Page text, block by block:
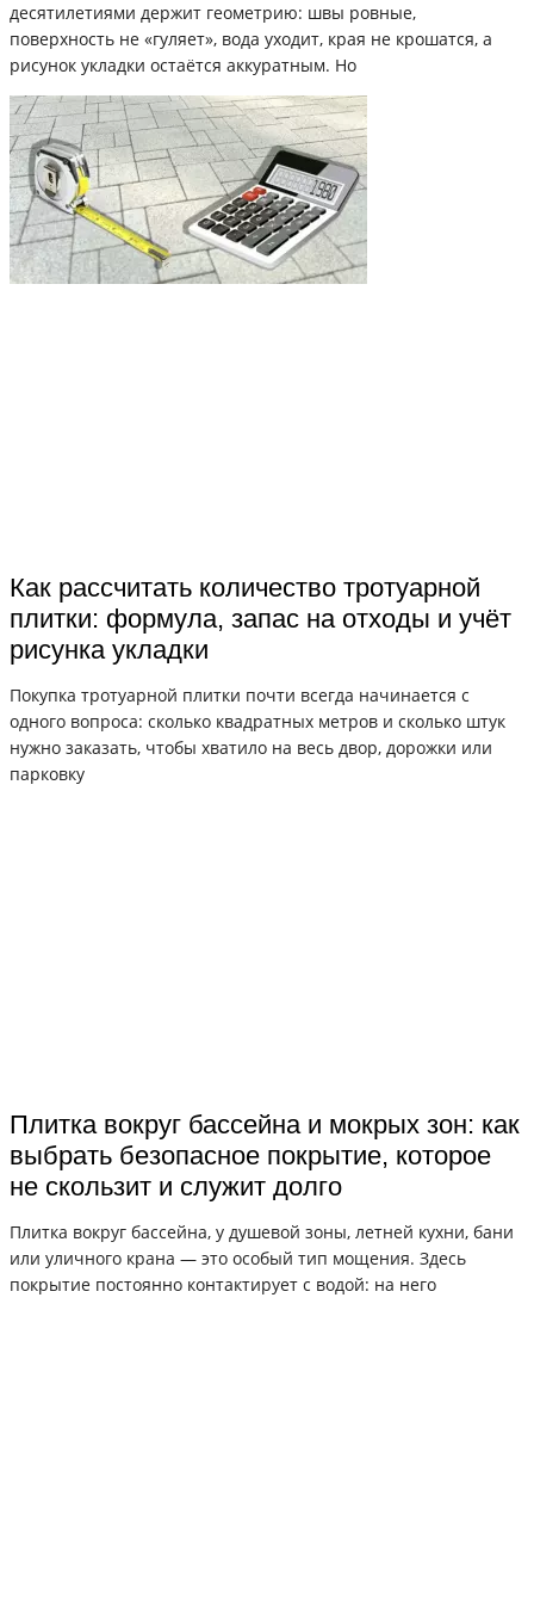
десятилетиями держит геометрию: швы ровные,
поверхность не «гуляет», вода уходит, края не крошатся, а
рисунок укладки остаётся аккуратным. Но
Как рассчитать количество тротуарной
плитки: формула, запас на отходы и учёт
рисунка укладки
Покупка тротуарной плитки почти всегда начинается с
одного вопроса: сколько квадратных метров и сколько штук
нужно заказать, чтобы хватило на весь двор, дорожки или
парковку
Плитка вокруг бассейна и мокрых зон: как
выбрать безопасное покрытие, которое
не скользит и служит долго
Плитка вокруг бассейна, у душевой зоны, летней кухни, бани
или уличного крана — это особый тип мощения. Здесь
покрытие постоянно контактирует с водой: на него